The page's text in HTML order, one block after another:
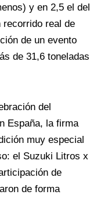
y en 2,5 el del
recorrido real de
de un evento
de 31,6 toneladas
del
España, la firma
muy especial
el Suzuki Litros x
de
de forma